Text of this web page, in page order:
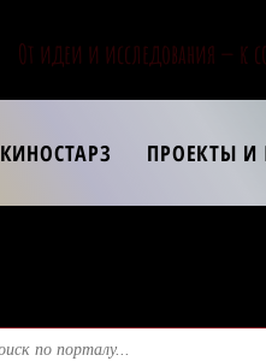
От идеи и исследования — к
КИНОСТАРЗ ПРОЕКТЫ И